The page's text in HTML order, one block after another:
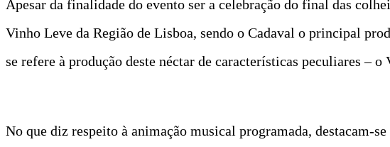
Apesar da finalidade do evento ser a celebração do final das
Vinho Leve da Região de Lisboa, sendo o Cadaval o principal
se refere à produção deste néctar de características peculiares – o
No que diz respeito à animação musical programada, destacam-